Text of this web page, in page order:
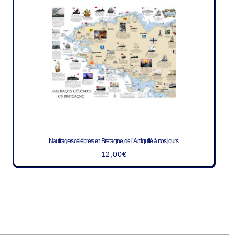
Naufrages célèbres en Bretagne, de l’Antiquité à nos jours.
12,00€